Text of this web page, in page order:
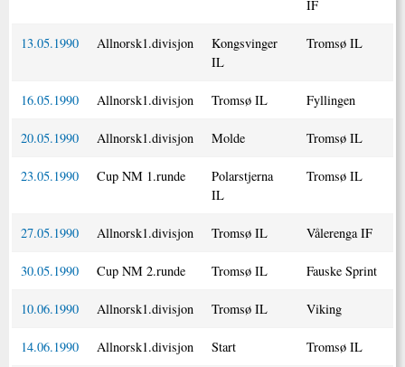
IF
13.05.1990 Allnorsk1.divisjon
Kongsvinger
IL
Tromsø IL
16.05.1990 Allnorsk1.divisjon Tromsø IL Fyllingen
20.05.1990 Allnorsk1.divisjon Molde Tromsø IL
23.05.1990 Cup NM 1.runde
Polarstjerna
IL
Tromsø IL
27.05.1990 Allnorsk1.divisjon Tromsø IL Vålerenga IF
30.05.1990 Cup NM 2.runde Tromsø IL Fauske Sprint
10.06.1990 Allnorsk1.divisjon Tromsø IL Viking
14.06.1990 Allnorsk1.divisjon Start Tromsø IL